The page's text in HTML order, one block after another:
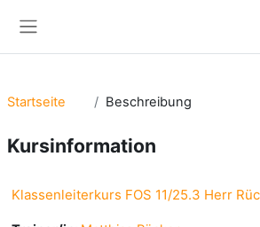
Startseite Beschreibung
Kursinformation
Klassenleiterkurs FOS 11/25.3 Herr